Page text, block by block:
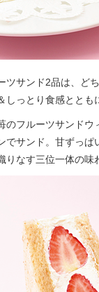
サンド2品は、ど
しっとり食感ととも
フルーツサンドウ
でサンド。甘ずっ
りなす三位一体の味